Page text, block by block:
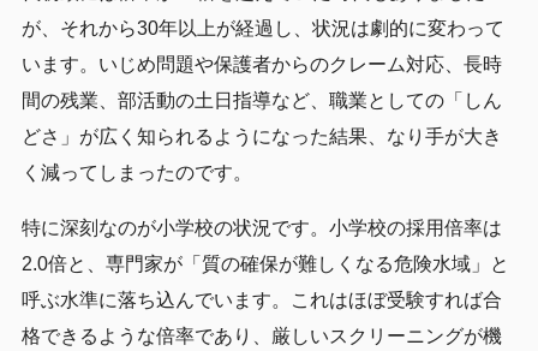
が、それから30年以上が経過し、状況は劇的に変わって
います。いじめ問題や保護者からのクレーム対応、長時
間の残業、部活動の土日指導など、職業としての「しん
どさ」が広く知られるようになった結果、なり手が大き
く減ってしまったのです。
特に深刻なのが小学校の状況です。小学校の採用倍率は
2.0倍と、専門家が「質の確保が難しくなる危険水域」と
呼ぶ水準に落ち込んでいます。これはほぼ受験すれば合
格できるような倍率であり、厳しいスクリーニングが機